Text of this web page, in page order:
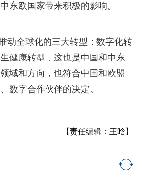
东欧国家带来积极的影响。
动全球化的三大转型：数字化转
健康转型，这也是中国和中东
域和方向，也符合中国和欧盟
数字合作伙伴的决定。
【责任编辑：王晗】